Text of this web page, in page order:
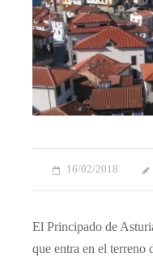
16/02/2018
El Principado de
que entra en el terreno